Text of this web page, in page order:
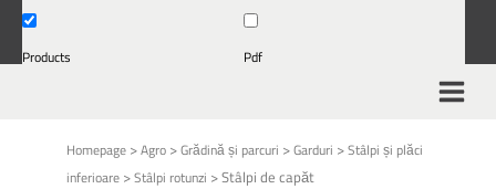
..
Products Pdf
Homepage >Agro >Grădină și parcuri >Garduri >Stâlpi și plăci
inferioare >Stâlpi rotunzi >Stâlpi de capăt